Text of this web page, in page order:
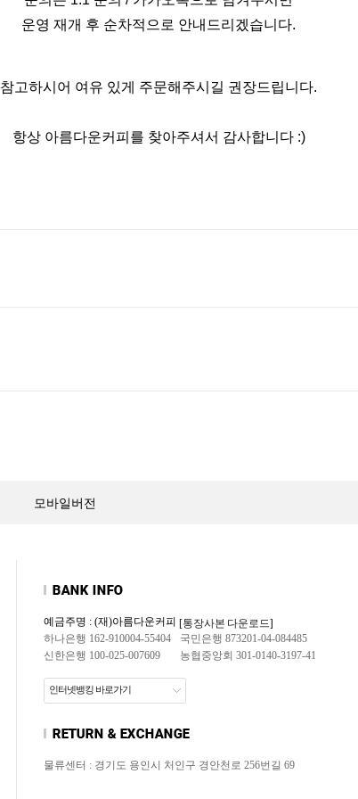
운영 재개 후 순차적으로 안내드리겠습니다.
참고하시어 여유 있게 주문해주시길 권장드립니다.
항상 아름다운커피를 찾아주셔서 감사합니다 :)
모바일버전
예금주명 : (재)아름다운커피 [통장사본 다운로드]
하나은행 162-910004-55404
국민은행 873201-04-084485
신한은행 100-025-007609
농협중앙회 301-0140-3197-41
인터넷뱅킹 바로가기
물류센터 : 경기도 용인시 처인구 경안천로 256번길 69